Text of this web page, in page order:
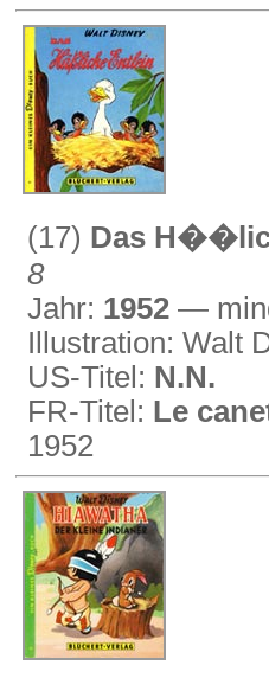
(17) Das
8
Jahr: 1952 —
Illustration: Walt
US-Titel: N.N.
FR-Titel: Le
1952